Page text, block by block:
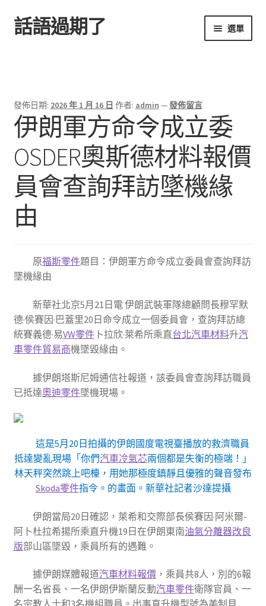
跳
至
跳
至
話語過期了 選單
發佈日期: 2026 年 1 月 16 日 作者: admin —發佈留言
伊朗軍方命令成立委
OSDER奧斯德材料報價
員會查詢拜訪墜機緣
由
原福斯零件題目：伊朗軍方命令成立委員會查詢拜訪
墜機緣由
新華社北京5月21日電 伊朗武裝軍隊總顧問長穆罕默
德·侯賽因·巴蓋里20日命令成立一個委員會，查詢拜訪總
統賽義德·易VW零件卜拉欣·萊希所乘直台北汽車材料升汽
車零件貿易商機墜毀緣由。
據伊朗塔斯尼姆通信社報道，該委員會查詢拜訪職員
已抵達奧迪零件墜機現場。
這是5月20日拍攝的伊朗國度電視臺播放的救濟職員
抵達變亂現場「你們汽車冷氣芯兩個都是失衡的極端！」
林天秤突然跳上吧檯，用她那極度鎮靜且優雅的聲音發布
Skoda零件指令。的畫面。新華社記者沙達提攝
伊朗當局20日確認，萊希和交際部長侯賽因·阿米爾-
阿卜杜拉希揚所乘直升機19日在伊朗東南油氣分離器改良
版部山區墜毀，乘員所有的遇難。
據伊朗媒體報道汽車材料報價，乘員共8人，別的6報
酬一名省長、一名伊朗伊斯蘭反動汽車零件衛隊官員、一